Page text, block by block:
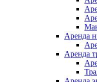
Аренда
Аренда